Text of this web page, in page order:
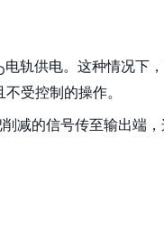
电轨供电。这种情况下
受控制的操作。
减的信号传至输出端